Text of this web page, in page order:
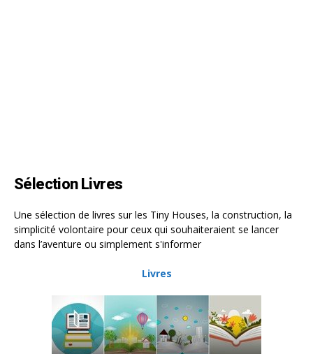
Sélection Livres
Une sélection de livres sur les Tiny Houses, la construction, la
simplicité volontaire pour ceux qui souhaiteraient se lancer
dans l’aventure ou simplement s'informer
Livres